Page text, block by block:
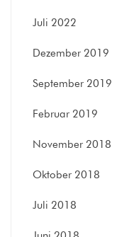
Juli 2022
Dezember 2019
September 2019
Februar 2019
November 2018
Oktober 2018
Juli 2018